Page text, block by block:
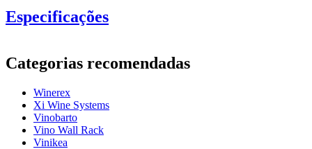
Especificações
Número do produtoEX2092
Geral
entregaMontado
PosicionamentoChão
Modelo
Categorias recomendadas
Winerex
Xi Wine Systems
Vinobarto
Vino Wall Rack
Vinikea